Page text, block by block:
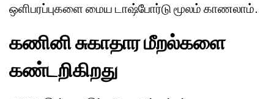
ஒளிபரப்புகளை மைய டாஷ்போர்டு மூலம் காணலாம்.
கணினி சுகாதார மீறல்களை
கண்டறிகிறது